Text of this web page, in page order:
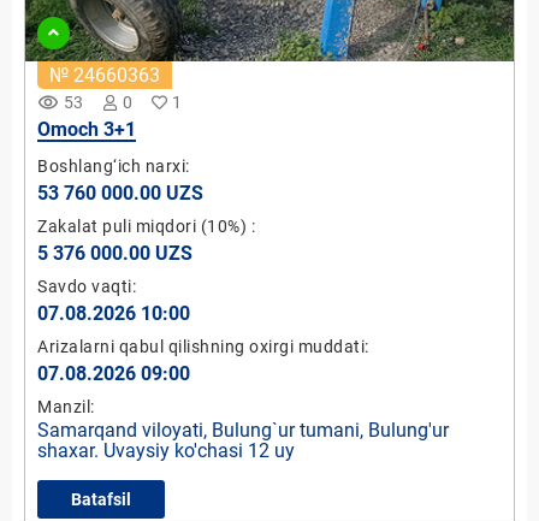
remove_red_eye 53 0 1
№ 24660363
Omoch 3+1
Boshlang‘ich narxi:
53 760 000.00 UZS
Zakalat puli miqdori (10%) :
5 376 000.00 UZS
Savdo vaqti:
07.08.2026 10:00
Arizalarni qabul qilishning oxirgi muddati:
07.08.2026 09:00
Manzil:
Samarqand viloyati, Bulung`ur tumani, Bulung'ur
shaxar. Uvaysiy ko'chasi 12 uy
Batafsil